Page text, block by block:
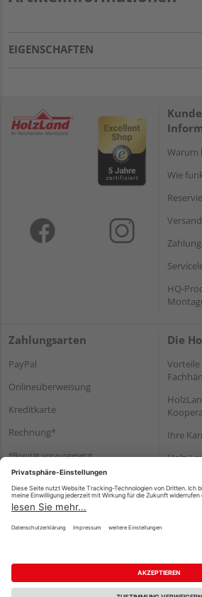
EIGENSCHAFTEN
Warum
Wie
HQ-
Zahlungsarten
PayPal
Onlineüberweisung
Kreditkarte
Rechnung*
*Bonität vorausgesetzt
Die
Ihre
Holz-
Impressum Datenschutz
Barrierefreiheitserklärung